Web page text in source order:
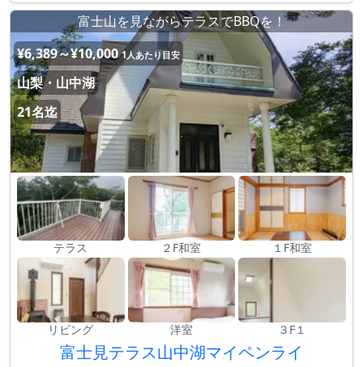
富士山を見ながらテラスでBBQを！
¥6,389～¥10,000 1人あたり目安
山梨・山中湖
21名迄
テラス ２F和室 １F和室
リビング 洋室 ３F１
富士見テラス山中湖マイペンライ